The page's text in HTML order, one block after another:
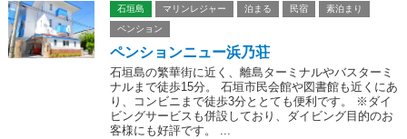
石垣島 マリンレジャー 泊まる 民宿
素泊まり
ペンション
ペンションニュー浜乃荘
石垣島の繁華街に近く、離島ターミナルやバスターミ
ナルまで徒歩15分。 石垣市民会館や図書館も近くにあ
り、コンビニまで徒歩3分ととても便利です。 ※ダイ
ビングサービスも併設しており、ダイビング目的のお
客様にも好評です。 ...